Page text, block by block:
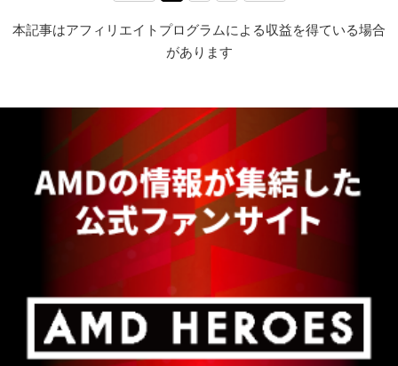
本記事はアフィリエイトプログラムによる収益を得ている場合
があります